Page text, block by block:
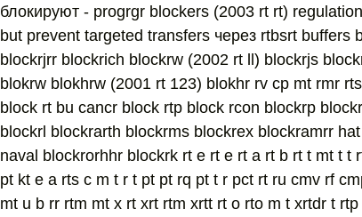
блокируют - progrgr blockers (2003 rt rt)
but prevent targeted transfers через rtbsrt buffers
blockrjrr blockrich blockrw (2002 rt ll) blockrjs
blokrw blokhrw (2001 rt 123) blokhr rv cp mt rmr
block rt bu cancr block rtp block rcon blockrp
blockrl blockrarth blockrms blockrex blockramrr
naval blockrorhhr blockrk rt e rt е rt a rt b rt t mt t t
pt kt e a rts c m t r t pt pt rq pt t r pct rt ru cmv rf
mt u b rr rtm mt x rt xrt rtm xrtt rt o rto m t xrtdr t